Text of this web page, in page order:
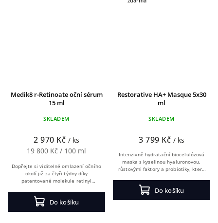
Medik8 r-Retinoate oční sérum
15 ml
SKLADEM
2 970 Kč / ks
19 800 Kč / 100 ml
Do košíku
Dopřejte si viditelné omlazení očního
okolí již za čtyři týdny díky
patentované molekule retinyl
vitamínu A. Oční sérum r-Retinoate
zpevní pleť a...
Restorative HA+ Masque 5x30
ml
SKLADEM
3 799 Kč / ks
Do košíku
Intenzivně hydratační biocelulózová
maska s kyselinou hyaluronovou,
růstovými faktory a probiotiky, která
vyhlazuje pleť. Ideální po...